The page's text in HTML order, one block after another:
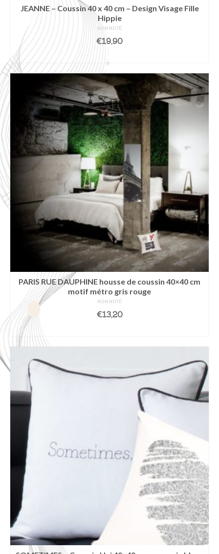
JEANNE – Coussin 40 x 40 cm – Design Visage Fille
Hippie
NON NOTÉ
€19,90
AJOUTER AU PANIER
PARIS RUE DAUPHINE housse de coussin 40×40 cm
motif métro gris rouge
NON NOTÉ
€13,20